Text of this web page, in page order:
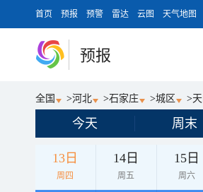
首页 预报 预警 雷达 云图 天气地图
预报
全国 >河北 >石家庄 >城区 >
今天 周末
13日
周四
14日
周五
15日
周六